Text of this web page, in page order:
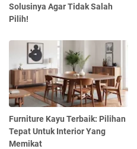
Solusinya Agar Tidak Salah
Pilih!
Furniture Kayu Terbaik: Pilihan
Tepat Untuk Interior Yang
Memikat